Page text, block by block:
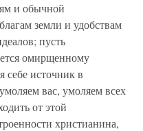
и обычной
земли и удобствам
пусть
омирщенному
источник в
вас, умоляем всех
от этой
христианина,